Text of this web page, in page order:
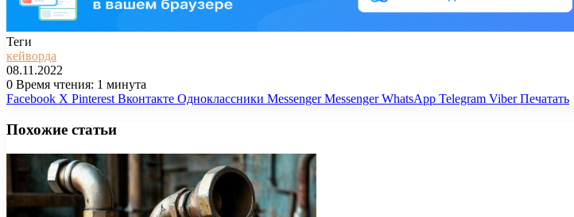
Теги
кейворда
08.11.2022
0 Время чтения: 1 минута
Facebook X Pinterest Вконтакте Одноклассники Messenger Messenger WhatsApp Telegram Viber Печатать
Похожие статьи